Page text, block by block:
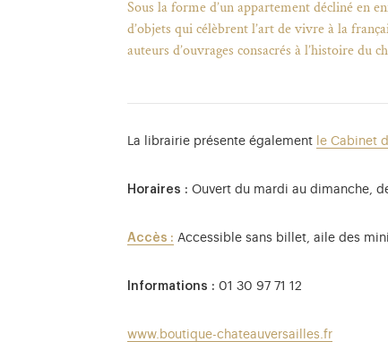
Sous la forme d’un appartement décliné en
d’objets qui célèbrent l’art de vivre à la
auteurs d’ouvrages consacrés à l’histoire du
La librairie présente également le Cabinet
Horaires : Ouvert du mardi au dimanche,
Accès : Accessible sans billet, aile des
Informations : 01 30 97 71 12
www.boutique-chateauversailles.fr